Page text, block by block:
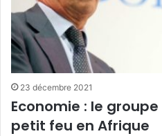
23 décembre 2021
Economie : le
petit feu en Afrique